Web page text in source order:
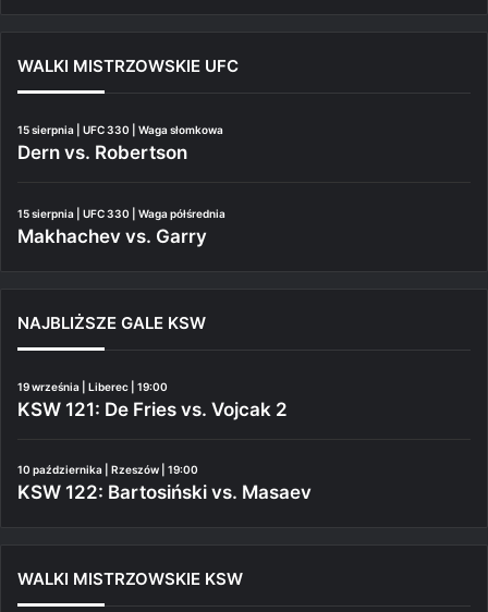
WALKI MISTRZOWSKIE UFC
15 sierpnia | UFC 330 | Waga słomkowa
Dern vs. Robertson
15 sierpnia | UFC 330 | Waga półśrednia
Makhachev vs. Garry
NAJBLIŻSZE GALE KSW
19 września | Liberec | 19:00
KSW 121: De Fries vs. Vojcak 2
10 października | Rzeszów | 19:00
KSW 122: Bartosiński vs. Masaev
WALKI MISTRZOWSKIE KSW